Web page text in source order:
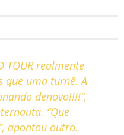
TOUR realmente
que uma turnê. A
denovo!!!!”,
“Que
apontou outro.